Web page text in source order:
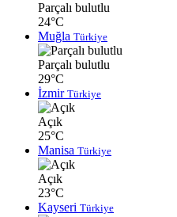
Parçalı bulutlu
24°C
Muğla Türkiye
Parçalı bulutlu
29°C
İzmir Türkiye
Açık
25°C
Manisa Türkiye
Açık
23°C
Kayseri Türkiye